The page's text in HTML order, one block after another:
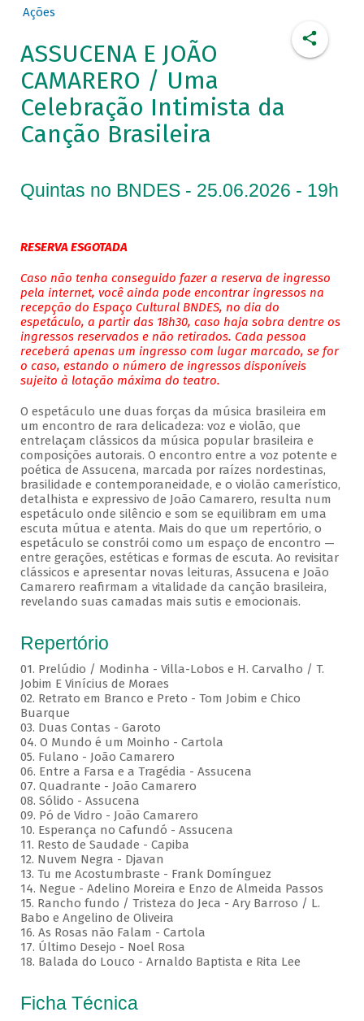
Ações
ASSUCENA E JOÃO
CAMARERO / Uma
Celebração Intimista da
Canção Brasileira
Quintas no BNDES - 25.06.2026 - 19h
RESERVA ESGOTADA
Caso não tenha conseguido fazer a reserva de ingresso
pela internet, você ainda pode encontrar ingressos na
recepção do Espaço Cultural BNDES, no dia do
espetáculo, a partir das 18h30, caso haja sobra dentre os
ingressos reservados e não retirados. Cada pessoa
receberá apenas um ingresso com lugar marcado, se for
o caso, estando o número de ingressos disponíveis
sujeito à lotação máxima do teatro.
O espetáculo une duas forças da música brasileira em
um encontro de rara delicadeza: voz e violão, que
entrelaçam clássicos da música popular brasileira e
composições autorais. O encontro entre a voz potente e
poética de Assucena, marcada por raízes nordestinas,
brasilidade e contemporaneidade, e o violão camerístico,
detalhista e expressivo de João Camarero, resulta num
espetáculo onde silêncio e som se equilibram em uma
escuta mútua e atenta. Mais do que um repertório, o
espetáculo se constrói como um espaço de encontro —
entre gerações, estéticas e formas de escuta. Ao revisitar
clássicos e apresentar novas leituras, Assucena e João
Camarero reafirmam a vitalidade da canção brasileira,
revelando suas camadas mais sutis e emocionais.
Repertório
01. Prelúdio / Modinha - Villa-Lobos e H. Carvalho / T.
Jobim E Vinícius de Moraes
02. Retrato em Branco e Preto - Tom Jobim e Chico
Buarque
03. Duas Contas - Garoto
04. O Mundo é um Moinho - Cartola
05. Fulano - João Camarero
06. Entre a Farsa e a Tragédia - Assucena
07. Quadrante - João Camarero
08. Sólido - Assucena
09. Pó de Vidro - João Camarero
10. Esperança no Cafundó - Assucena
11. Resto de Saudade - Capiba
12. Nuvem Negra - Djavan
13. Tu me Acostumbraste - Frank Domínguez
14. Negue - Adelino Moreira e Enzo de Almeida Passos
15. Rancho fundo / Tristeza do Jeca - Ary Barroso / L.
Babo e Angelino de Oliveira
16. As Rosas não Falam - Cartola
17. Último Desejo - Noel Rosa
18. Balada do Louco - Arnaldo Baptista e Rita Lee
Ficha Técnica